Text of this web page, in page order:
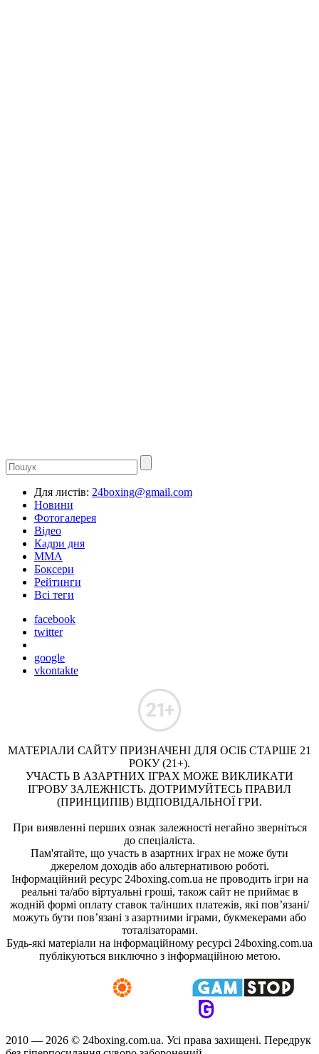
Для листів: 24boxing@gmail.com
Новини
Фотогалерея
Відео
Кадри дня
ММА
Боксери
Рейтинги
Всі теги
facebook
twitter
google
vkontakte
МАТЕРІАЛИ САЙТУ ПРИЗНАЧЕНІ ДЛЯ ОСІБ СТАРШЕ 21
РОКУ (21+).
УЧАСТЬ В АЗАРТНИХ ІГРАХ МОЖЕ ВИКЛИКАТИ
ІГРОВУ ЗАЛЕЖНІСТЬ. ДОТРИМУЙТЕСЬ ПРАВИЛ
(ПРИНЦИПІВ) ВІДПОВІДАЛЬНОЇ ГРИ.
При виявленні перших ознак залежності негайно зверніться
до спеціаліста.
Пам'ятайте, що участь в азартних іграх не може бути
джерелом доходів або альтернативою роботі.
Інформаційний ресурс 24boxing.com.ua не проводить ігри на
реальні та/або віртуальні гроші, також сайт не приймає в
жодній формі оплату ставок та/інших платежів, які пов’язані/
можуть бути пов’язані з азартними іграми, букмекерами або
тоталізаторами.
Будь-які матеріали на інформаційному ресурсі 24boxing.com.ua
публікуються виключно з інформаційною метою.
2010 — 2026 © 24boxing.com.ua. Усi права захищенi. Передрук